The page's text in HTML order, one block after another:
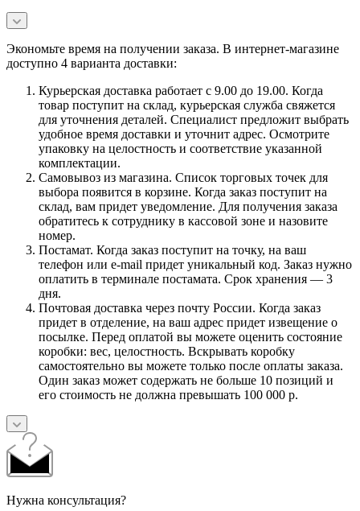
Экономьте время на получении заказа. В интернет-магазине
доступно 4 варианта доставки:
Курьерская доставка работает с 9.00 до 19.00. Когда
товар поступит на склад, курьерская служба свяжется
для уточнения деталей. Специалист предложит выбрать
удобное время доставки и уточнит адрес. Осмотрите
упаковку на целостность и соответствие указанной
комплектации.
Самовывоз из магазина. Список торговых точек для
выбора появится в корзине. Когда заказ поступит на
склад, вам придет уведомление. Для получения заказа
обратитесь к сотруднику в кассовой зоне и назовите
номер.
Постамат. Когда заказ поступит на точку, на ваш
телефон или e-mail придет уникальный код. Заказ нужно
оплатить в терминале постамата. Срок хранения — 3
дня.
Почтовая доставка через почту России. Когда заказ
придет в отделение, на ваш адрес придет извещение о
посылке. Перед оплатой вы можете оценить состояние
коробки: вес, целостность. Вскрывать коробку
самостоятельно вы можете только после оплаты заказа.
Один заказ может содержать не больше 10 позиций и
его стоимость не должна превышать 100 000 р.
Нужна консультация?